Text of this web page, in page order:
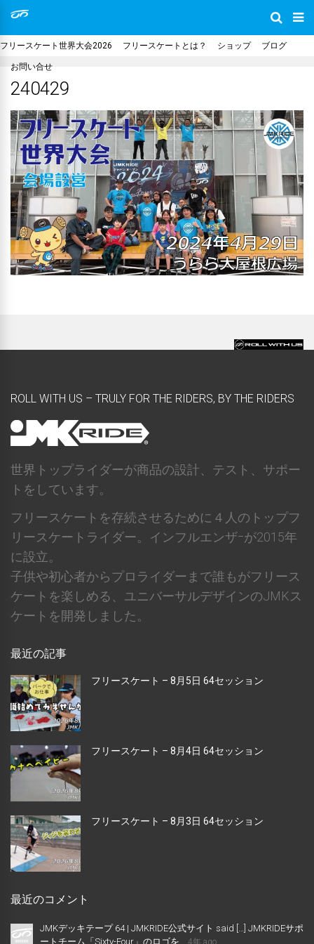
フリースケート世界大会2026 フリースケートとは？ ショップ ブログ
お問い合せ
240429
ROLL WITH US – TRULY FOR THE RIDERS, BY THE RIDERS
世界トップライダーが商品の設計、テスト、サポー
トをしています。
フリースケートを存続させるために４人のトップフ
リースケートライダー。インフルエンザｰが2015年
に設立。
子供や初心者からプロライダーまで誰もがフリース
ケートを楽しめる、ユニバーサルデザインのJMKス
ケートを開発しました。
最近の記事
フリースケート – 8月5日 64セッション
フリースケート – 8月4日 64セッション
フリースケート – 8月3日 64セッション
最近のコメント
JMKデッキテープ 64 | JMKRIDE公式サイト said […] JMKRIDEサポ
ートチーム「Sixty-Four」のロゴを...
4年 ago